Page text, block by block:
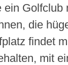
Golfclub
die
findet
mit